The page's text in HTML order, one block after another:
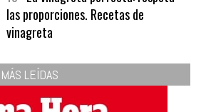
10La vinagreta perfecta: respeta
las proporciones. Recetas de
vinagreta
MÁS LEÍDAS